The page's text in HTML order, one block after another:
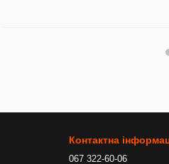
Контактна
067 322-60-06